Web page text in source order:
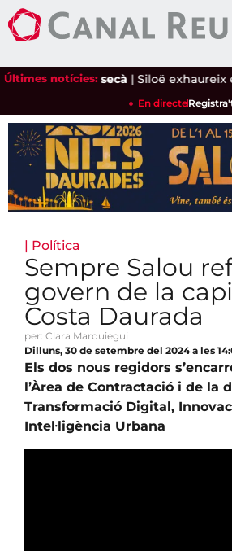
Últimes notícies:
l'ametlla de secà|Siloë exhaureix
En directe
| Política
Sempre Salou
govern de la
Costa Daurada
per: Clara Marquiegui
Dilluns, 30 de setembre del 2024 a les
Els dos nous regidors
l’Àrea de Contractació i de la
Transformació Digital,
Intel·ligència Urbana